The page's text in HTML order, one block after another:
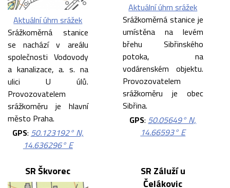
Aktuální úhrn srážek
Srážkoměrná stanice
se nachází v areálu
společnosti Vodovody
a kanalizace, a. s. na
ulici U úlů.
Provozovatelem
srážkoměru je hlavní
město Praha.
GPS: 50.123192° N,
14.636296° E
Aktuální úhrn srážek
Srážkoměrná stanice je
umístěna na levém
břehu Sibřinského
potoka, na
vodárenském objektu.
Provozovatelem
srážkoměru je obec
Sibřina.
GPS: 50.05649° N,
14.66593° E
SR Škvorec
SR Záluží u
Čelákovic